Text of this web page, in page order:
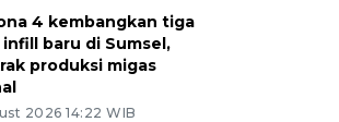
4 kembangkan tiga
infill baru di Sumsel,
produksi migas
2026 14:22 WIB